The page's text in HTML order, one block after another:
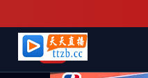
天天直播网